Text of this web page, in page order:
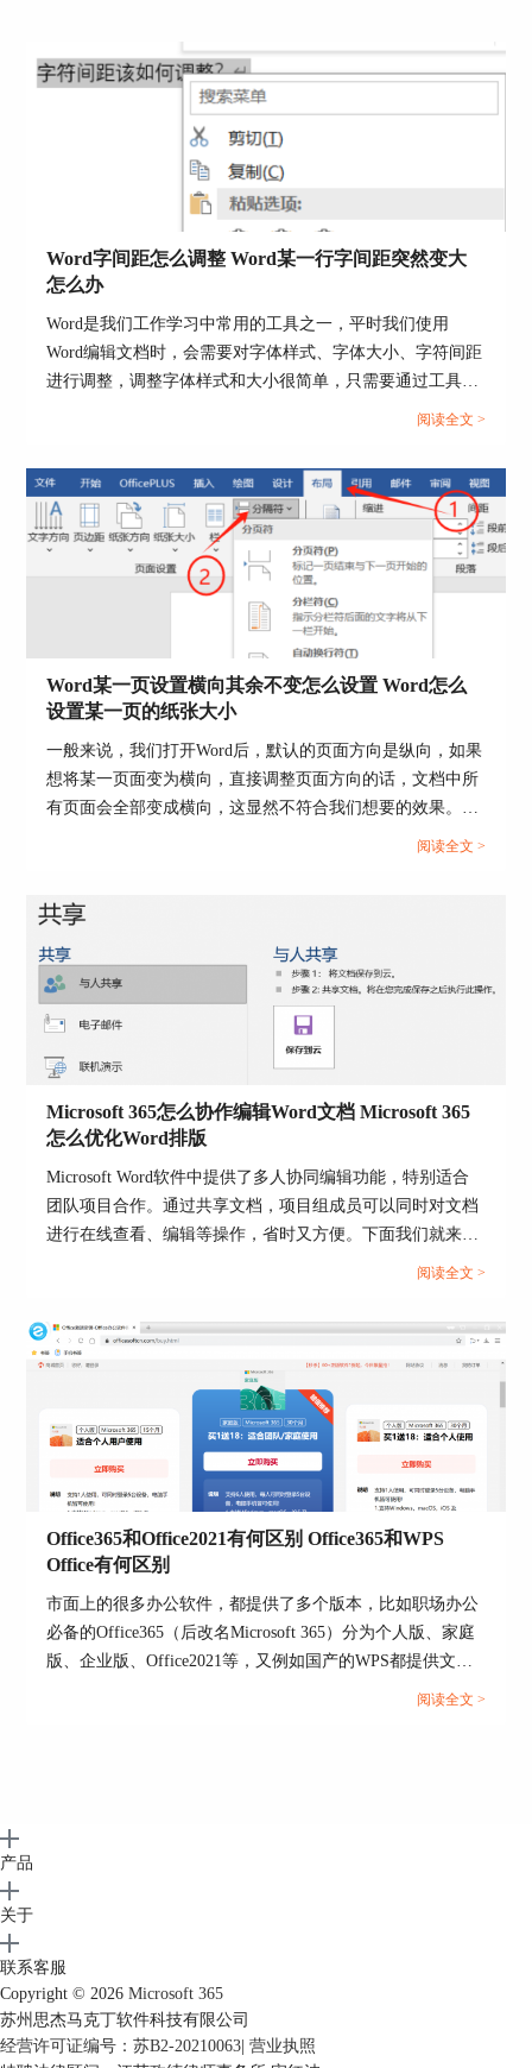
如图4所示，可以看到，microsoft提供的office安装
包共包含了microsoft excel、word、PPT、access等
图4：安装office
接着，在弹出的“下载并安装Office”窗口选择安装
的语言、安装的版本后，点击“安装”。
即可在线下载与安装microsoft excel、word、PPT、
access等软件。在下载过程中，注意保持网络通
待出现如图7所示的页面，表示microsoft excel、
word、PPT、access等软件已下载并安装完成。
安装后的microsoft 365系列软件可在系统的开始菜
单中查看与使用。打开软件并登录microsoft 365账
号即可开始体验产品的完整功能与权益。
Word字间距怎么调整 Word某一行字间距突然变大
怎么办
Word是我们工作学习中常用的工具之一，平时我们使用
Word编辑文档时，会需要对字体样式、字体大小、字符间距
进行调整，调整字体样式和大小很简单，只需要通过工具栏
就可以设置，但字符间距该如何操作呢？下面我们就来学习
么办的相关内容。...
阅读全文 >
Word某一页设置横向其余不变怎么设置 Word怎么
设置某一页的纸张大小
一般来说，我们打开Word后，默认的页面方向是纵向，如果
想将某一页面变为横向，直接调整页面方向的话，文档中所
有页面会全部变成横向，这显然不符合我们想要的效果。因
此，接下来就为大家介绍一下Word某一页设置横向其余不变
阅读全文 >
Microsoft 365怎么协作编辑Word文档 Microsoft 365
怎么优化Word排版
Microsoft Word软件中提供了多人协同编辑功能，特别适合
团队项目合作。通过共享文档，项目组成员可以同时对文档
进行在线查看、编辑等操作，省时又方便。下面我们就来给
大家介绍一下Microsoft 365怎么协作编辑，Word文档
队更高效的完成工作。...
阅读全文 >
Office365和Office2021有何区别 Office365和WPS
Office有何区别
市面上的很多办公软件，都提供了多个版本，比如职场办公
必备的Office365（后改名Microsoft 365）分为个人版、家庭
版、企业版、Office2021等，又例如国产的WPS都提供文字
处理（Word）、演示文稿（PowerPoint）以及电子表格
阅读全文 >
产品
关于
联系客服
Copyright © 2026 Microsoft 365
苏州思杰马克丁软件科技有限公司
经营许可证编号：苏B2-20210063 营业执照